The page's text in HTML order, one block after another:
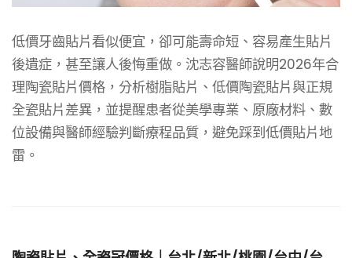
低價牙齒貼片看似便宜，卻可能壽命短、容易產生貼片
後遺症，甚至讓人後悔重做。沈志容醫師說明2026年合
理陶瓷貼片價格，分析樹脂貼片、低價陶瓷貼片與正規
全瓷貼片差異，並提醒患者從美學專業、原廠材料、數
位設備與醫師經驗判斷療程品質，避免踩到低價貼片地
雷。